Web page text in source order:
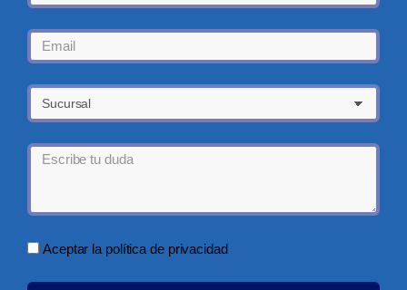
Aceptar la política de privacidad